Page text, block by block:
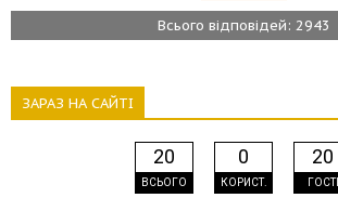
Всього відповідей: 2943
ЗАРАЗ НА САЙТІ
20
ВСЬОГО
0
КОРИСТ.
20
ГОСТІ